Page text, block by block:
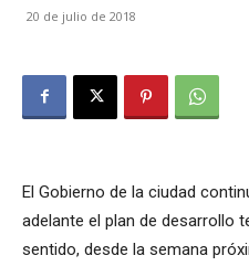
20 de julio de 2018
El Gobierno de la ciudad
adelante el plan de desarrollo
sentido, desde la semana